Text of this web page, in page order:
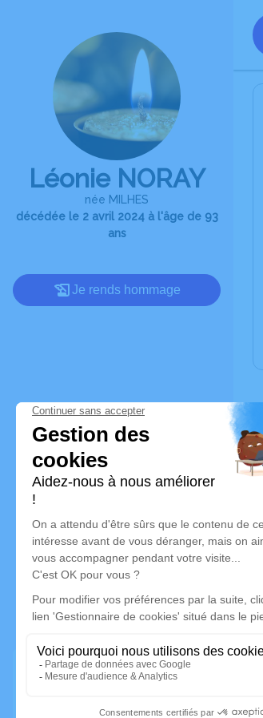
Léonie NORAY
née MILHES
décédée le 2 avril 2024 à l'âge de 93
ans
Je rends hommage